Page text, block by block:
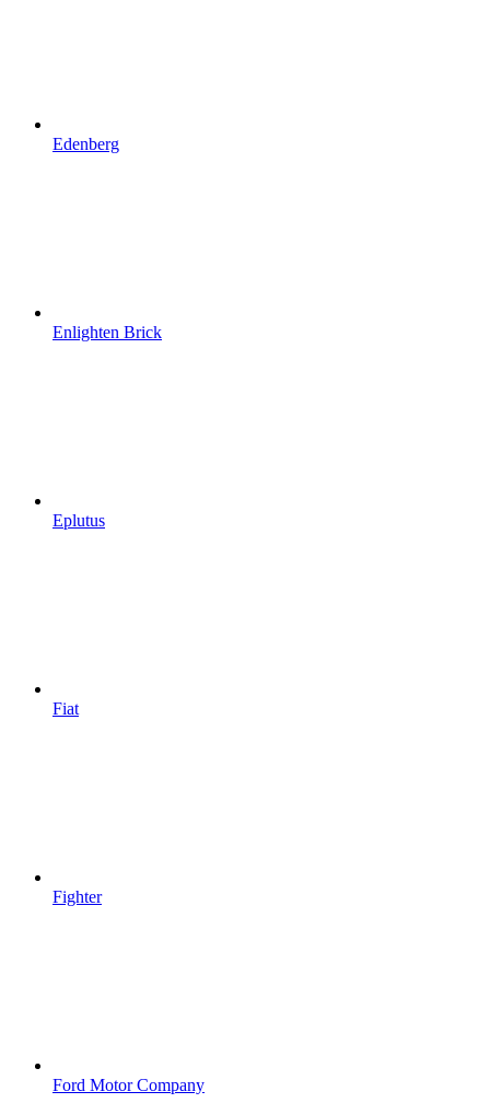
Edenberg
Enlighten Brick
Eplutus
Fiat
Fighter
Ford Motor Company